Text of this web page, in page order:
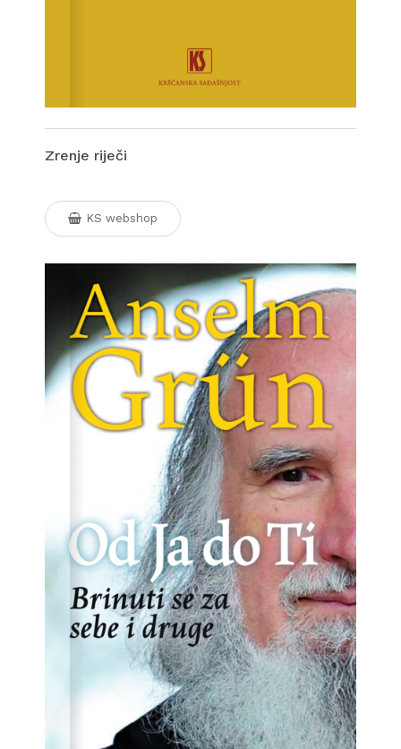
Zrenje riječi
KS webshop